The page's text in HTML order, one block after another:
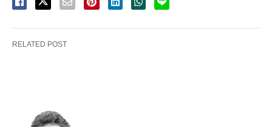
RELATED POST